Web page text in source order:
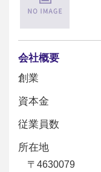
会社概要
創業
資本金
従業員数
所在地
〒4630079